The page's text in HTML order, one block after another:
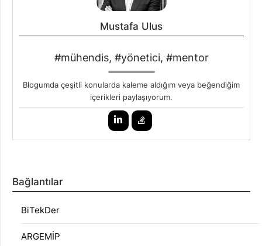
Mustafa Ulus
#mühendis, #yönetici, #mentor
Blogumda çeşitli konularda kaleme aldığım veya beğendiğim
içerikleri paylaşıyorum.
Bağlantılar
BiTekDer
ARGEMİP